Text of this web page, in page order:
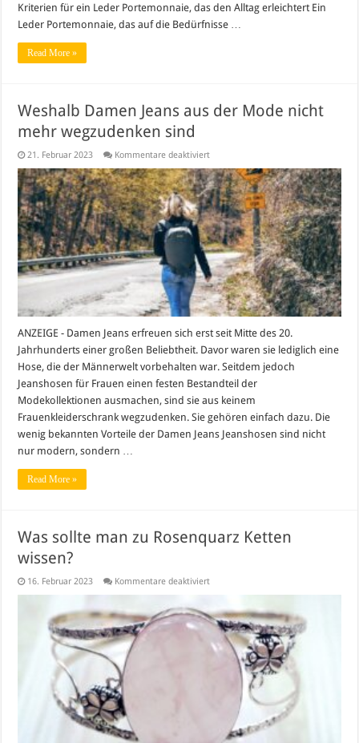
Kriterien für ein Leder Portemonnaie, das den Alltag erleichtert Ein
Leder Portemonnaie, das auf die Bedürfnisse …
Read More »
Weshalb Damen Jeans aus der Mode nicht
mehr wegzudenken sind
21. Februar 2023 Kommentare deaktiviertfür
Damen
Jeans
aus
der
Mode
nicht
mehr
wegzudenken
sind
ANZEIGE - Damen Jeans erfreuen sich erst seit Mitte des 20.
Jahrhunderts einer großen Beliebtheit. Davor waren sie lediglich eine
Hose, die der Männerwelt vorbehalten war. Seitdem jedoch
Jeanshosen für Frauen einen festen Bestandteil der
Modekollektionen ausmachen, sind sie aus keinem
Frauenkleiderschrank wegzudenken. Sie gehören einfach dazu. Die
wenig bekannten Vorteile der Damen Jeans Jeanshosen sind nicht
nur modern, sondern …
Read More »
Was sollte man zu Rosenquarz Ketten
wissen?
16. Februar 2023 Kommentare deaktiviertfür
man
zu
Rosenquarz
Ketten
wissen?